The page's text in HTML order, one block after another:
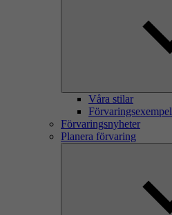
Våra stilar
Förvaringsexempel
Förvaringsnyheter
Planera förvaring